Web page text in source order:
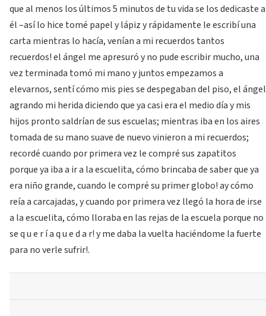
que al menos los últimos 5 minutos de tu vida se los dedicaste a
él –así lo hice tomé papel y lápiz y rápidamente le escribí una
carta mientras lo hacía, venían a mi recuerdos tantos
recuerdos! el ángel me apresuró y no pude escribir mucho, una
vez terminada tomó mi mano y juntos empezamos a
elevarnos, sentí cómo mis pies se despegaban del piso, el ángel
agrando mi herida diciendo que ya casi era el medio día y mis
hijos pronto saldrían de sus escuelas; mientras iba en los aires
tomada de su mano suave de nuevo vinieron a mi recuerdos;
recordé cuando por primera vez le compré sus zapatitos
porque ya iba a ir a la escuelita, cómo brincaba de saber que ya
era niño grande, cuando le compré su primer globo! ay cómo
reía a carcajadas, y cuando por primera vez llegó la hora de irse
a la escuelita, cómo lloraba en las rejas de la escuela porque no
se q u e r í a q u e d a r! y me daba la vuelta haciéndome la fuerte
para no verle sufrir!.